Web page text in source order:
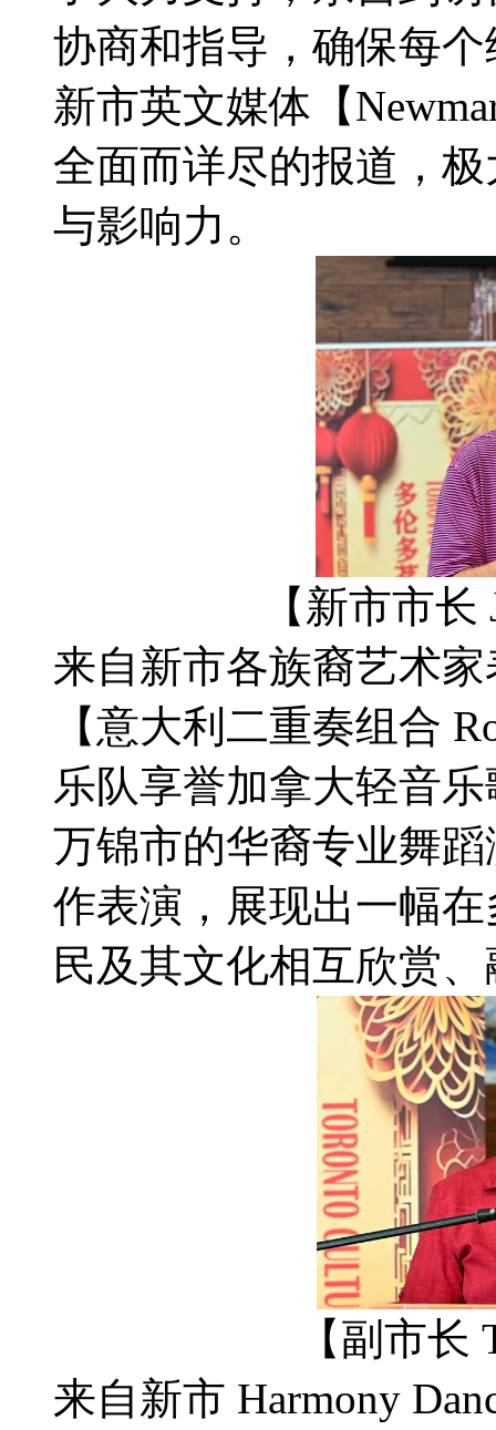
协商和指导，确保每
新市英文媒体【
全面而详尽的报道，
与影响力。
【新市市
来自新市各族裔艺术
【意大利二重奏组合
乐队享誉加拿大轻音
万锦市的华裔专业舞
作表演，展现出一幅
民及其文化相互欣赏
【副市长
来自新市 Harmony